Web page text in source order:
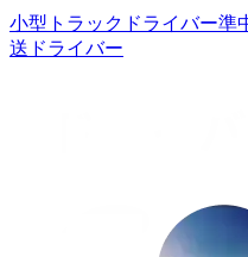
小型トラックドライバー準
送ドライバー